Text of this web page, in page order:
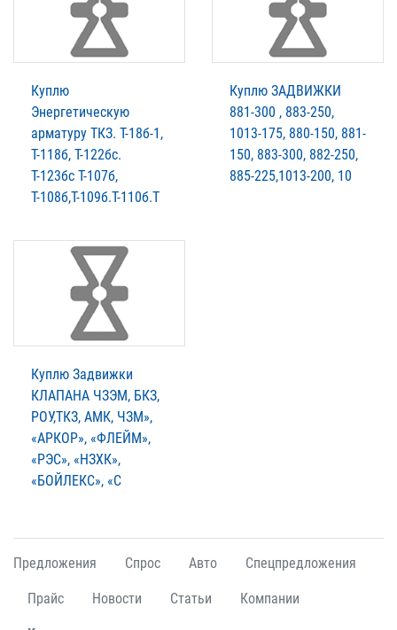
Куплю
Энергетическую
арматуру ТКЗ. T-18б-1,
Т-118б, Т-122бс.
Т-123бс Т-107б,
Т-108б,Т-109б.Т-110б.Т
Куплю ЗАДВИЖКИ
881-300 , 883-250,
1013-175, 880-150, 881-
150, 883-300, 882-250,
885-225,1013-200, 10
Куплю Задвижки
КЛАПАНА ЧЗЭМ, БКЗ,
РОУ,ТКЗ, АМК, ЧЗМ»,
«АРКОР», «ФЛЕЙМ»,
«РЭС», «НЗХК»,
«БОЙЛЕКС», «С
Предложения Спрос Авто Спецпредложения
Прайс Новости Статьи Компании